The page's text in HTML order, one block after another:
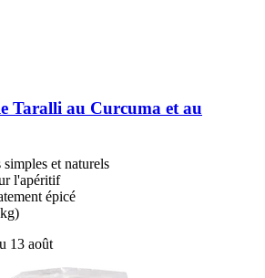
Taralli au Curcuma et au
et naturels
l'apéritif
épicé
13 août